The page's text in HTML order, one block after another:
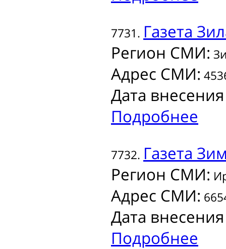
7731. Газета
Регион СМИ:
Адрес СМИ:
Дата
Подробнее
7732. Газета
Регион СМИ:
Адрес СМИ:
Дата
Подробнее